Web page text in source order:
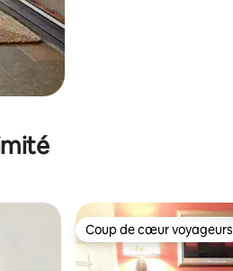
appréciés Coup de cœur voyageurs
Coup de cœur voyageurs